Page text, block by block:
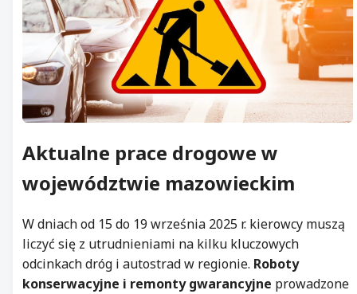
Aktualne prace drogowe w
województwie mazowieckim
W dniach od 15 do 19 września 2025 r. kierowcy muszą
liczyć się z utrudnieniami na kilku kluczowych
odcinkach dróg i autostrad w regionie. Roboty
konserwacyjne i remonty gwarancyjne prowadzone